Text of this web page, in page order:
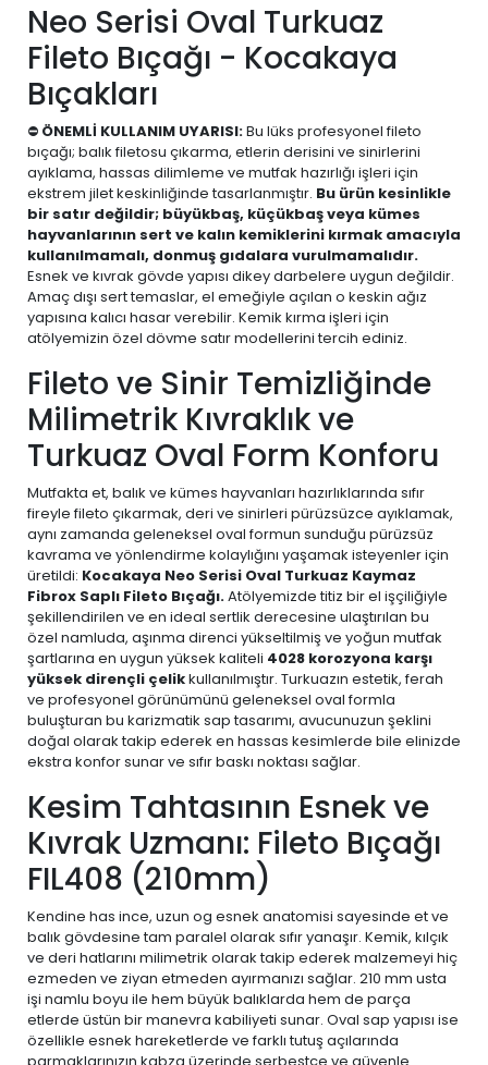
Neo Serisi Oval Turkuaz
Fileto Bıçağı - Kocakaya
Bıçakları
⛔ ÖNEMLİ KULLANIM UYARISI:Bu lüks profesyonel fileto
bıçağı; balık filetosu çıkarma, etlerin derisini ve sinirlerini
ayıklama, hassas dilimleme ve mutfak hazırlığı işleri için
ekstrem jilet keskinliğinde tasarlanmıştır. Bu ürün kesinlikle
bir satır değildir; büyükbaş, küçükbaş veya kümes
hayvanlarının sert ve kalın kemiklerini kırmak amacıyla
kullanılmamalı, donmuş gıdalara vurulmamalıdır.
Esnek ve kıvrak gövde yapısı dikey darbelere uygun değildir.
Amaç dışı sert temaslar, el emeğiyle açılan o keskin ağız
yapısına kalıcı hasar verebilir. Kemik kırma işleri için
atölyemizin özel dövme satır modellerini tercih ediniz.
Fileto ve Sinir Temizliğinde
Milimetrik Kıvraklık ve
Turkuaz Oval Form Konforu
Mutfakta et, balık ve kümes hayvanları hazırlıklarında sıfır
fireyle fileto çıkarmak, deri ve sinirleri pürüzsüzce ayıklamak,
aynı zamanda geleneksel oval formun sunduğu pürüzsüz
kavrama ve yönlendirme kolaylığını yaşamak isteyenler için
üretildi: Kocakaya Neo Serisi Oval Turkuaz Kaymaz
Fibrox Saplı Fileto Bıçağı.Atölyemizde titiz bir el işçiliğiyle
şekillendirilen ve en ideal sertlik derecesine ulaştırılan bu
özel namluda, aşınma direnci yükseltilmiş ve yoğun mutfak
şartlarına en uygun yüksek kaliteli 4028 korozyona karşı
yüksek dirençli çelikkullanılmıştır. Turkuazın estetik, ferah
ve profesyonel görünümünü geleneksel oval formla
buluşturan bu karizmatik sap tasarımı, avucunuzun şeklini
doğal olarak takip ederek en hassas kesimlerde bile elinizde
ekstra konfor sunar ve sıfır baskı noktası sağlar.
Kesim Tahtasının Esnek ve
Kıvrak Uzmanı: Fileto Bıçağı
FIL408 (210mm)
Kendine has ince, uzun og esnek anatomisi sayesinde et ve
balık gövdesine tam paralel olarak sıfır yanaşır. Kemik, kılçık
ve deri hatlarını milimetrik olarak takip ederek malzemeyi hiç
ezmeden ve ziyan etmeden ayırmanızı sağlar. 210 mm usta
işi namlu boyu ile hem büyük balıklarda hem de parça
etlerde üstün bir manevra kabiliyeti sunar. Oval sap yapısı ise
özellikle esnek hareketlerde ve farklı tutuş açılarında